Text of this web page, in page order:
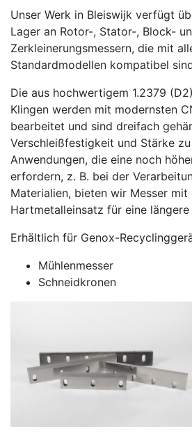
Unser Werk in Bleiswijk verfügt
Lager an Rotor-, Stator-, Block-
Zerkleinerungsmessern, die mit
Standardmodellen kompatibel
Die aus hochwertigem 1.2379
Klingen werden mit modernsten
bearbeitet und sind dreifach
Verschleißfestigkeit und Stärke
Anwendungen, die eine noch
erfordern, z. B. bei der
Materialien, bieten wir Messer mit
Hartmetalleinsatz für eine längere
Erhältlich für Genox-
Mühlenmesser
Schneidkronen